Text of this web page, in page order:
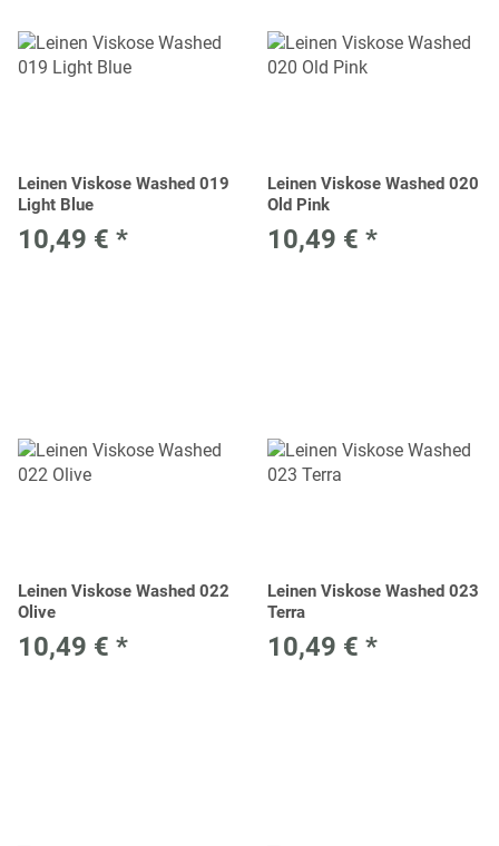
Leinen Viskose Washed 019
Light Blue
10,49 € *
Leinen Viskose Washed 020
Old Pink
10,49 € *
Leinen Viskose Washed 022
Olive
10,49 € *
Leinen Viskose Washed 023
Terra
10,49 € *